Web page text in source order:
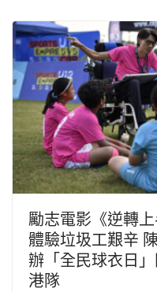
勵志電影《逆轉
體驗垃圾工艱辛
辦「全民球衣日
港隊